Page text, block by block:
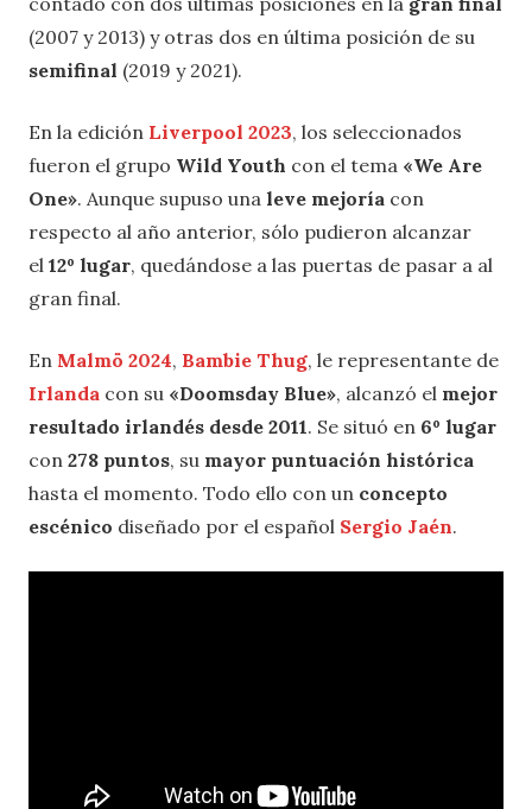
(2007 y 2013) y otras dos en última posición de su
semifinal (2019 y 2021).
En la edición Liverpool 2023, los seleccionados
fueron el grupo Wild Youth con el tema «We Are
One». Aunque supuso una leve mejoría con
respecto al año anterior, sólo pudieron alcanzar
el 12º lugar, quedándose a las puertas de pasar a al
gran final.
En Malmö 2024, Bambie Thug, le representante de
Irlanda con su «Doomsday Blue», alcanzó el mejor
resultado irlandés desde 2011. Se situó en 6º lugar
con 278 puntos, su mayor puntuación histórica
hasta el momento. Todo ello con un concepto
escénico diseñado por el español Sergio Jaén.